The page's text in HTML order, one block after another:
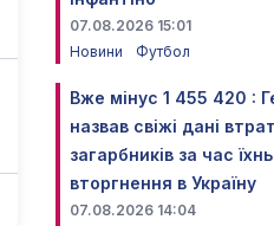
07.08.2026 15:01
Новини
Футбол
Вже мінус 1 455 420 :
назвав свіжі дані втрат
загарбників за час
вторгнення в Україну
07.08.2026 14:04